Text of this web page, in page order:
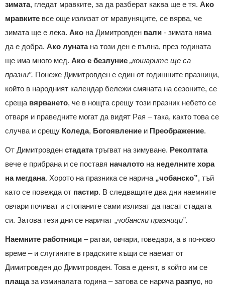
зимата, гледат мравките, за да разберат каква ще е тя. Ако
мравките все още излизат от мравуняците, се вярва, че
зимата ще е лека. Ако на Димитровден вали - зимата няма
да е добра. Ако лунатана този ден е пълна, през годината
ще има много мед. Ако е безлуние „кошарите ще са
празни”. Понеже Димитровден е един от годишните празници,
който в народният календар бележи смяната на сезоните, се
среща вярването, че в нощта срещу този празник небето се
отваря и праведните могат да видят Рая – така, както това се
случва и срещу Коледа, Богоявление и Преображение.
От Димитровден стадататръгват на зимуване. Реколтата
вече е прибрана и се поставя началото на неделните хора
на мегдана. Хорото на празника се нарича „чобанско”, тъй
като се повежда от пастир. В следващите два дни наемните
овчари почиват и стопаните сами излизат да пасат стадата
си. Затова тези дни се наричат „чобански празници”.
Наемните работници – ратаи, овчари, говедари, а в по-ново
време – и слугините в градските къщи се наемат от
Димитровден до Димитровден. Това е денят, в който им се
плащаза изминалата година – затова се нарича разпус, но